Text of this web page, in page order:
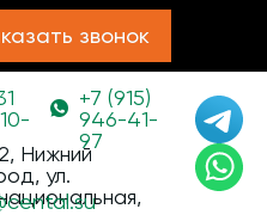
звонок
+7 (915)
946-41-
97
Нижний
ул.
cental.su